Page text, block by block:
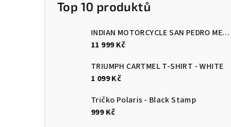
Top 10 produktů
INDIAN MOTORCYCLE SAN PEDRO MESH JACKET - ALL BLACK
11 999 Kč
TRIUMPH CARTMEL T-SHIRT - WHITE
1 099 Kč
Tričko Polaris - Black Stamp
999 Kč